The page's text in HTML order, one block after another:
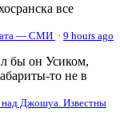
все
— СМИ · 9 hours ago
бы он Усиком,
то не в
над Джошуа. Известны